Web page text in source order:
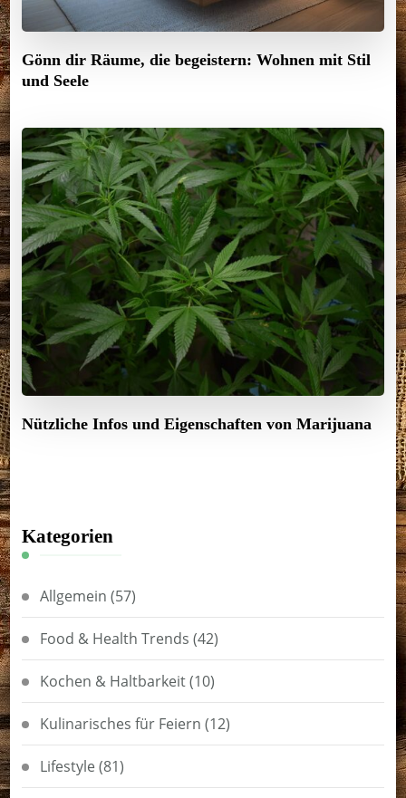
Gönn dir Räume, die begeistern: Wohnen mit Stil
und Seele
Nützliche Infos und Eigenschaften von Marijuana
Kategorien
Allgemein (57)
Food & Health Trends (42)
Kochen & Haltbarkeit(10)
Kulinarisches für Feiern (12)
Lifestyle (81)